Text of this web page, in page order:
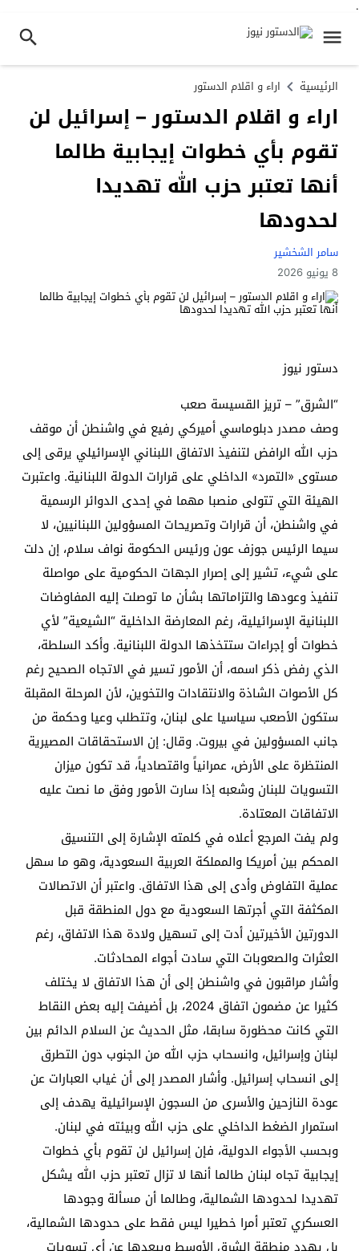
.
الرئيسية اراء و اقلام الدستور
اراء و اقلام الدستور – إسرائيل لن
تقوم بأي خطوات إيجابية طالما
أنها تعتبر حزب الله تهديدا
لحدودها
سامر الشخشير
8 يونيو 2026
دستور نيوز
“الشرق” – تريز القسيسة صعب
وصف مصدر دبلوماسي أميركي رفيع في واشنطن أن موقف
حزب الله الرافض لتنفيذ الاتفاق اللبناني الإسرائيلي يرقى إلى
مستوى «التمرد» الداخلي على قرارات الدولة اللبنانية. واعتبرت
الهيئة التي تتولى منصبا مهما في إحدى الدوائر الرسمية
في واشنطن، أن قرارات وتصريحات المسؤولين اللبنانيين، لا
سيما الرئيس جوزف عون ورئيس الحكومة نواف سلام، إن دلت
على شيء، تشير إلى إصرار الجهات الحكومية على مواصلة
تنفيذ وعودها والتزاماتها بشأن ما توصلت إليه المفاوضات
اللبنانية الإسرائيلية، رغم المعارضة الداخلية “الشيعية” لأي
خطوات أو إجراءات ستتخذها الدولة اللبنانية. وأكد السلطة،
الذي رفض ذكر اسمه، أن الأمور تسير في الاتجاه الصحيح رغم
كل الأصوات الشاذة والانتقادات والتخوين، لأن المرحلة المقبلة
ستكون الأصعب سياسيا على لبنان، وتتطلب وعيا وحكمة من
جانب المسؤولين في بيروت. وقال: إن الاستحقاقات المصيرية
المنتظرة على الأرض، عمرانياً واقتصادياً، قد تكون ميزان
التسويات للبنان وشعبه إذا سارت الأمور وفق ما نصت عليه
الاتفاقات المعتادة.
ولم يفت المرجع أعلاه في كلمته الإشارة إلى التنسيق
المحكم بين أمريكا والمملكة العربية السعودية، وهو ما سهل
عملية التفاوض وأدى إلى هذا الاتفاق. واعتبر أن الاتصالات
المكثفة التي أجرتها السعودية مع دول المنطقة قبل
الدورتين الأخيرتين أدت إلى تسهيل ولادة هذا الاتفاق، رغم
العثرات والصعوبات التي سادت أجواء المحادثات.
وأشار مراقبون في واشنطن إلى أن هذا الاتفاق لا يختلف
كثيرا عن مضمون اتفاق 2024، بل أضيفت إليه بعض النقاط
التي كانت محظورة سابقا، مثل الحديث عن السلام الدائم بين
لبنان وإسرائيل، وانسحاب حزب الله من الجنوب دون التطرق
إلى انسحاب إسرائيل. وأشار المصدر إلى أن غياب العبارات عن
عودة النازحين والأسرى من السجون الإسرائيلية يهدف إلى
استمرار الضغط الداخلي على حزب الله وبيئته في لبنان.
وبحسب الأجواء الدولية، فإن إسرائيل لن تقوم بأي خطوات
إيجابية تجاه لبنان طالما أنها لا تزال تعتبر حزب الله يشكل
تهديدا لحدودها الشمالية، وطالما أن مسألة وجودها
العسكري تعتبر أمرا خطيرا ليس فقط على حدودها الشمالية،